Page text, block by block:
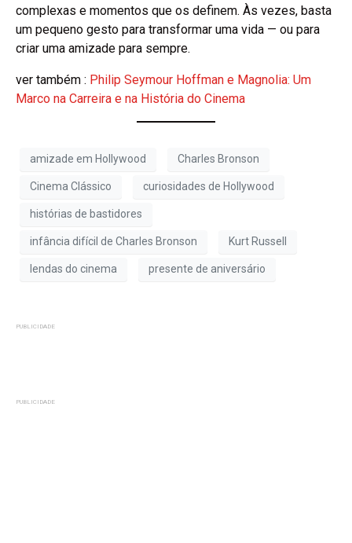
complexas e momentos que os definem. Às vezes, basta
um pequeno gesto para transformar uma vida — ou para
criar uma amizade para sempre.
ver também : Philip Seymour Hoffman e Magnolia: Um
Marco na Carreira e na História do Cinema
amizade em Hollywood Charles Bronson
Cinema Clássico curiosidades de Hollywood
histórias de bastidores
infância difícil de Charles Bronson Kurt Russell
lendas do cinema presente de aniversário
PUBLICIDADE
PUBLICIDADE